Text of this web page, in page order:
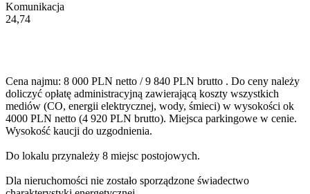
Komunikacja
24,74
Cena najmu: 8 000 PLN netto / 9 840 PLN brutto . Do ceny należy
doliczyć opłatę administracyjną zawierającą koszty wszystkich
mediów (CO, energii elektrycznej, wody, śmieci) w wysokości ok
4000 PLN netto (4 920 PLN brutto). Miejsca parkingowe w cenie.
Wysokość kaucji do uzgodnienia.
Do lokalu przynależy 8 miejsc postojowych.
Dla nieruchomości nie zostało sporządzone świadectwo